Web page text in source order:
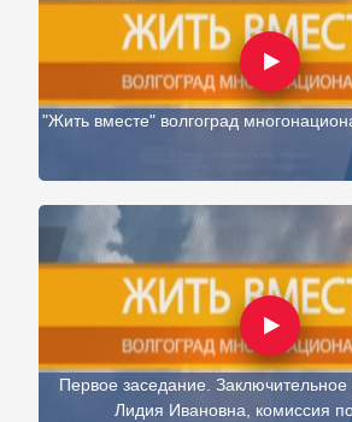
"Жить вместе" волгоград
Первое заседание. Заключительное
Лидия Ивановна, комиссия по